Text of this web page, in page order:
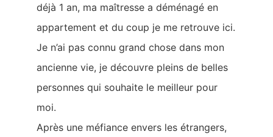
déjà 1 an, ma maîtresse a déménagé en
appartement et du coup je me retrouve ici.
Je n’ai pas connu grand chose dans mon
ancienne vie, je découvre pleins de belles
personnes qui souhaite le meilleur pour
moi.
Après une méfiance envers les étrangers,